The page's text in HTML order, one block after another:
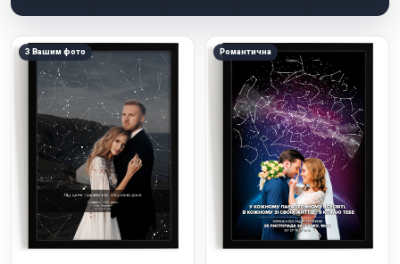
З Вашим фото Романтична